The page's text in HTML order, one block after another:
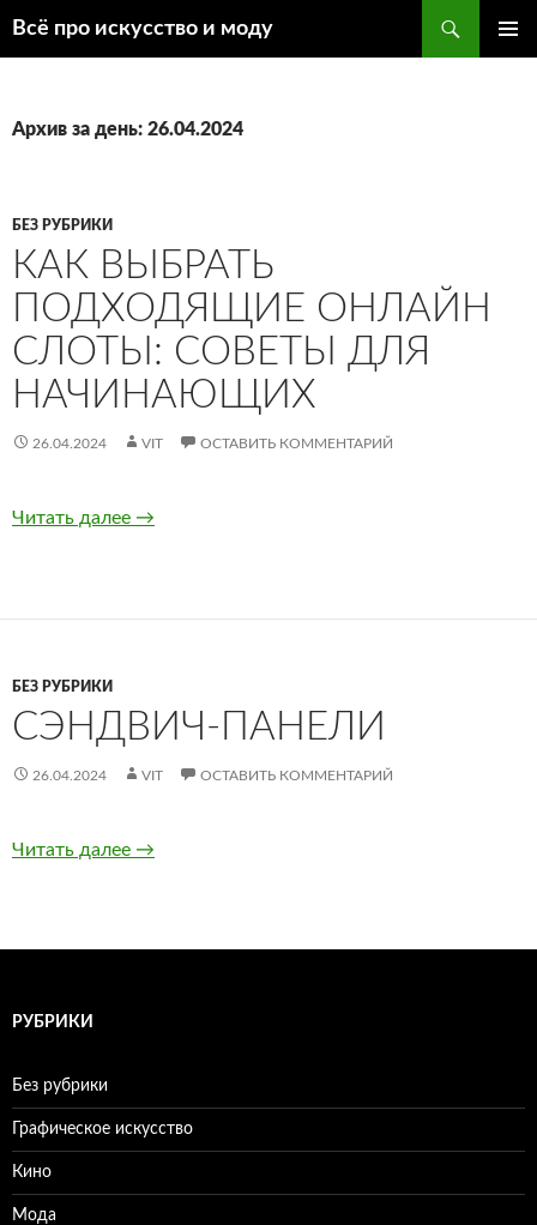
Всё про искусство и моду
Архив за день: 26.04.2024
БЕЗ РУБРИКИ
КАК ВЫБРАТЬ
ПОДХОДЯЩИЕ ОНЛАЙН
СЛОТЫ: СОВЕТЫ ДЛЯ
НАЧИНАЮЩИХ
26.04.2024 VIT ОСТАВИТЬ КОММЕНТАРИЙ
Читать далее Как выбрать подходящие онлайн слоты:
→
БЕЗ РУБРИКИ
СЭНДВИЧ-ПАНЕЛИ
26.04.2024 VIT ОСТАВИТЬ КОММЕНТАРИЙ
Читать далее Сэндвич-панели
→
РУБРИКИ
Без рубрики
Графическое искусство
Кино
Мода